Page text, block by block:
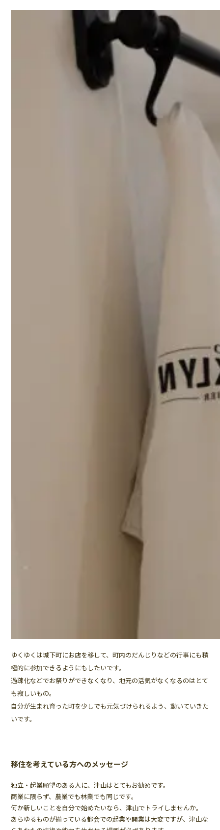
ゆくゆくは城下町にお店を移して、町内のだんじりなどの行事にも積
極的に参加できるようにもしたいです。
過疎化などでお祭りができなくなり、地元の活気がなくなるのはとて
も寂しいもの。
自分が生まれ育った町を少しでも元気づけられるよう、動いていきた
いです。
移住を考えている方へのメッセージ
独立・起業願望のある人に、津山はとてもお勧めです。
商業に限らず、農業でも林業でも同じです。
何か新しいことを自分で始めたいなら、津山でトライしませんか。
あらゆるものが揃っている都会での起業や開業は大変ですが、津山な